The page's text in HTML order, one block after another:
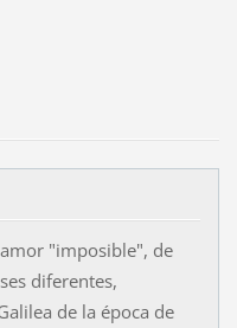
"imposible", de
diferentes,
de la época de